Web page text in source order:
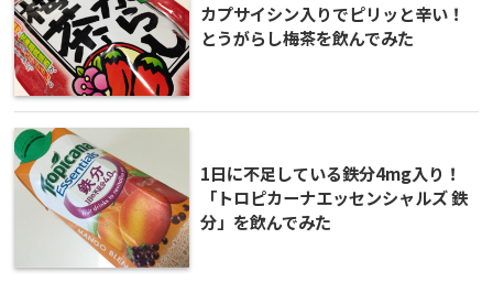
カプサイシン入りでピリッと辛い！
とうがらし梅茶を飲んでみた
1日に不足している鉄分4mg入り！
「トロピカーナエッセンシャルズ 鉄
分」を飲んでみた